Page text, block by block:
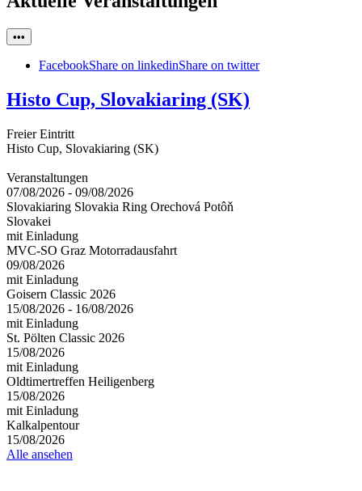
•••
FacebookShare on linkedinShare on twitter
Histo Cup, Slovakiaring (SK)
Freier Eintritt
Histo Cup, Slovakiaring (SK)
Veranstaltungen
07/08/2026 - 09/08/2026
Slovakiaring Slovakia Ring Orechová Potôň
Slovakei
mit Einladung
MVC-SO Graz Motorradausfahrt
09/08/2026
mit Einladung
Goisern Classic 2026
15/08/2026 - 16/08/2026
mit Einladung
St. Pölten Classic 2026
15/08/2026
mit Einladung
Oldtimertreffen Heiligenberg
15/08/2026
mit Einladung
Kalkalpentour
15/08/2026
Alle ansehen